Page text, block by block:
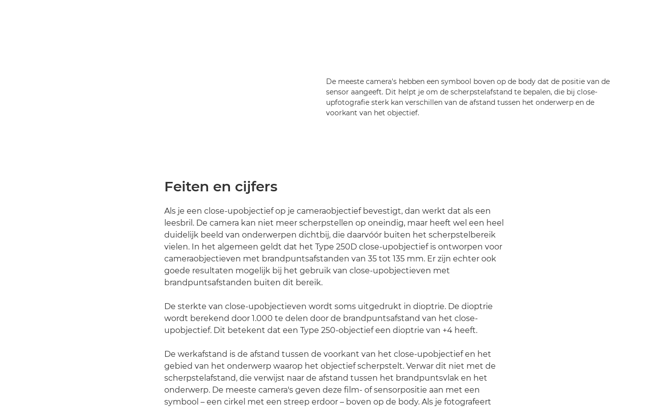
De meeste camera's hebben een symbool boven op de body dat de positie van de
sensor aangeeft. Dit helpt je om de scherpstelafstand te bepalen, die bij close-
upfotografie sterk kan verschillen van de afstand tussen het onderwerp en de
voorkant van het objectief.
Feiten en cijfers
Als je een close-upobjectief op je cameraobjectief bevestigt, dan werkt dat als een
leesbril. De camera kan niet meer scherpstellen op oneindig, maar heeft wel een heel
duidelijk beeld van onderwerpen dichtbij, die daarvóór buiten het scherpstelbereik
vielen. In het algemeen geldt dat het Type 250D close-upobjectief is ontworpen voor
cameraobjectieven met brandpuntsafstanden van 35 tot 135 mm. Er zijn echter ook
goede resultaten mogelijk bij het gebruik van close-upobjectieven met
brandpuntsafstanden buiten dit bereik.
De sterkte van close-upobjectieven wordt soms uitgedrukt in dioptrie. De dioptrie
wordt berekend door 1.000 te delen door de brandpuntsafstand van het close-
upobjectief. Dit betekent dat een Type 250-objectief een dioptrie van +4 heeft.
De werkafstand is de afstand tussen de voorkant van het close-upobjectief en het
gebied van het onderwerp waarop het objectief scherpstelt. Verwar dit niet met de
scherpstelafstand, die verwijst naar de afstand tussen het brandpuntsvlak en het
onderwerp. De meeste camera's geven deze film- of sensorpositie aan met een
symbool – een cirkel met een streep erdoor – boven op de body. Als je fotografeert